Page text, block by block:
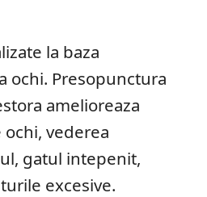
la baza
ochi. Presopunctura
amelioreaza
vederea
gatul intepenit,
excesive.